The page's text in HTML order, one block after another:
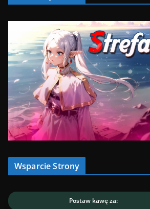
Wsparcie Strony
Postaw kawę za: